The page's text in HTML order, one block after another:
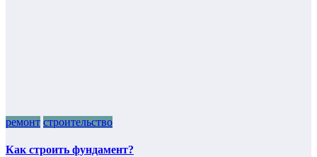
ремонт строительство
Как строить фундамент?